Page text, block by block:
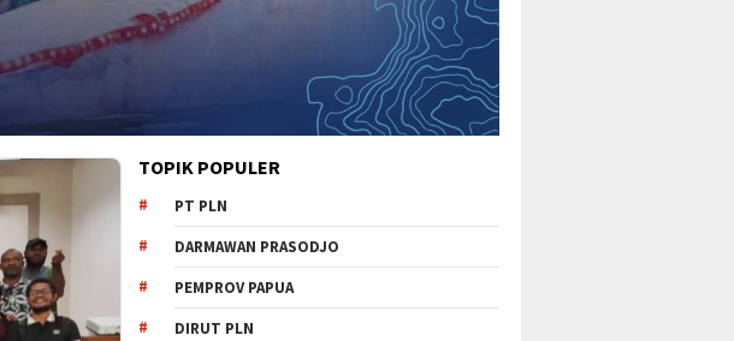
TOPIK POPULER
PT PLN
DARMAWAN PRASODJO
PEMPROV PAPUA
DIRUT PLN